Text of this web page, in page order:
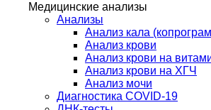
Медицинские анализы
Анализы
Анализ кала
Анализ крови
Анализ крови на
Анализ крови на ХГЧ
Анализ мочи
Диагностика COVID-19